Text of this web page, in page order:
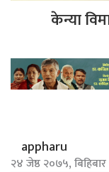
केन्या
appharu
२४ जेष्ठ २०७५, बिहिबार